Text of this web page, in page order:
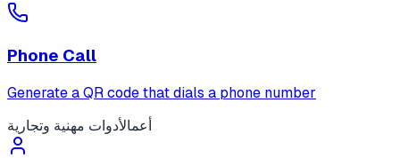
Phone Call
Generate a QR code that dials a phone number
أعمالأدوات مهنية وتجارية